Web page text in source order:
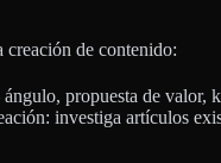
creación de contenido:
propuesta de valor,
investiga artículos